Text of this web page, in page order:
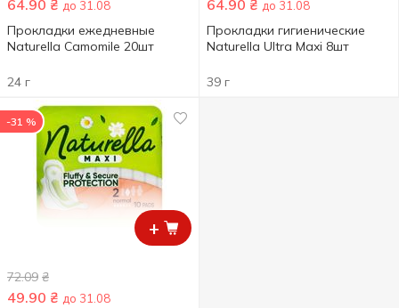
64.90 ₴ до 31.08
Прокладки ежедневные
Naturella Camomile 20шт
24 г
64.90 ₴ до 31.08
Прокладки гигиенические
Naturella Ultra Maxi 8шт
39 г
+
-31 %
72.09 ₴
49.90 ₴ до 31.08